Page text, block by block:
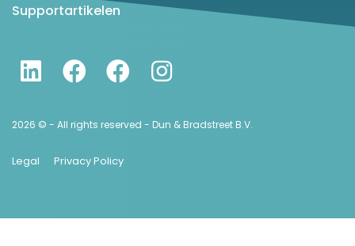
Supportartikelen
2026 © - All rights reserved - Dun & Bradstreet B.V.
Legal Privacy Policy